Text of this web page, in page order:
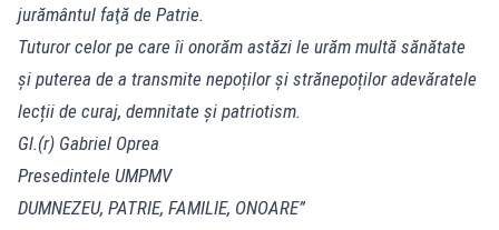
jurământul faţă de Patrie.
Tuturor celor pe care îi onorăm astăzi le urăm multă sănătate
și puterea de a transmite nepoților și strănepoților adevăratele
lecții de curaj, demnitate și patriotism.
Gl.(r) Gabriel Oprea
Presedintele UMPMV
DUMNEZEU, PATRIE, FAMILIE, ONOARE”